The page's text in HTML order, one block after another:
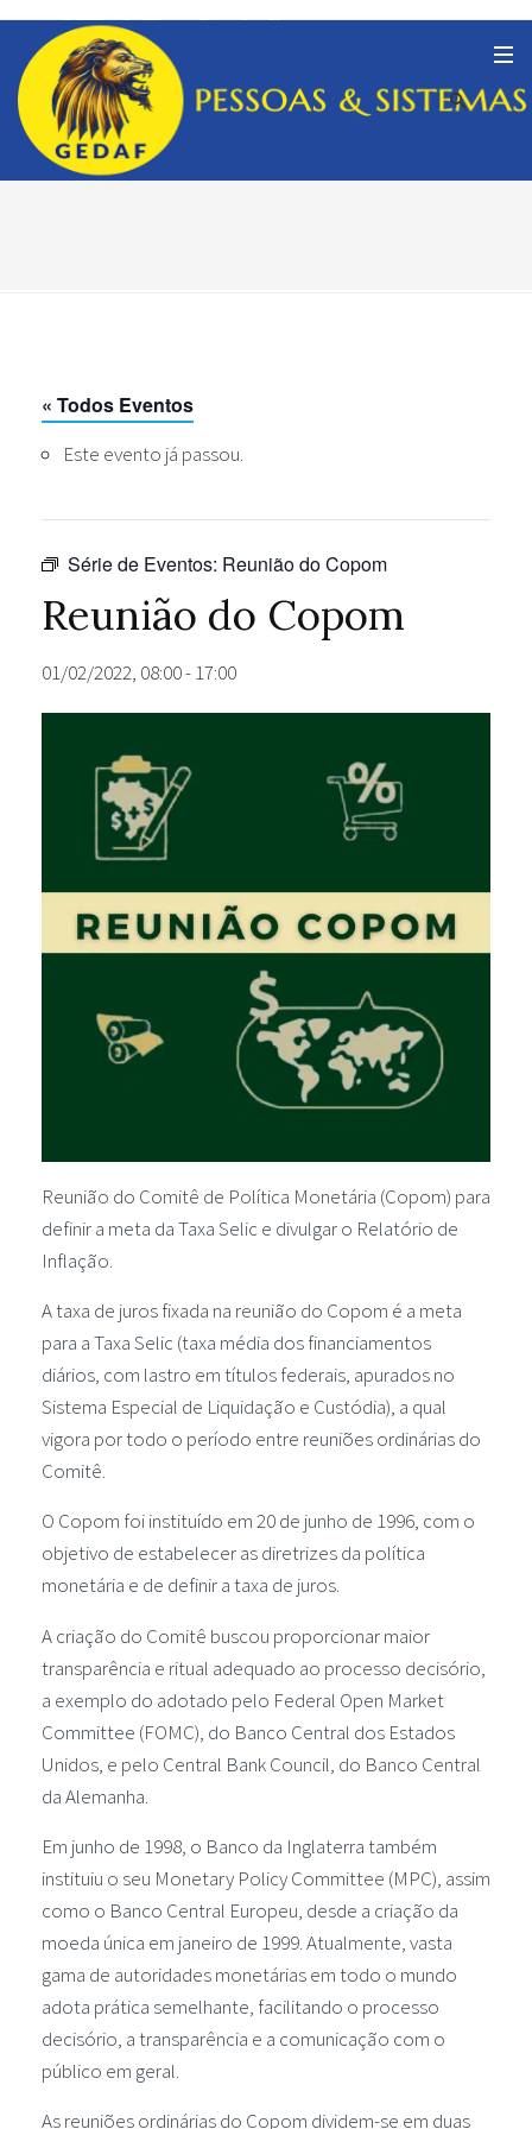
« Todos Eventos
Este evento já passou.
Série de Eventos: Reunião do Copom
Reunião do Copom
01/02/2022, 08:00-17:00
Reunião do Comitê de Política Monetária (Copom) para
definir a meta da Taxa Selic e divulgar o Relatório de
Inflação.
A taxa de juros fixada na reunião do Copom é a meta
para a Taxa Selic (taxa média dos financiamentos
diários, com lastro em títulos federais, apurados no
Sistema Especial de Liquidação e Custódia), a qual
vigora por todo o período entre reuniões ordinárias do
Comitê.
O Copom foi instituído em 20 de junho de 1996, com o
objetivo de estabelecer as diretrizes da política
monetária e de definir a taxa de juros.
A criação do Comitê buscou proporcionar maior
transparência e ritual adequado ao processo decisório,
a exemplo do adotado pelo Federal Open Market
Committee (FOMC), do Banco Central dos Estados
Unidos, e pelo Central Bank Council, do Banco Central
da Alemanha.
Em junho de 1998, o Banco da Inglaterra também
instituiu o seu Monetary Policy Committee (MPC), assim
como o Banco Central Europeu, desde a criação da
moeda única em janeiro de 1999. Atualmente, vasta
gama de autoridades monetárias em todo o mundo
adota prática semelhante, facilitando o processo
decisório, a transparência e a comunicação com o
público em geral.
As reuniões ordinárias do Copom dividem-se em duas